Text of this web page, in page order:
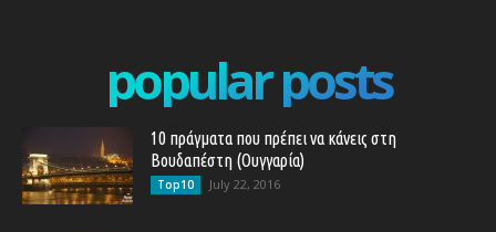
popular posts
10 πράγματα που πρέπει να κάνεις στη
Βουδαπέστη (Ουγγαρία)
Top10 July 22, 2016